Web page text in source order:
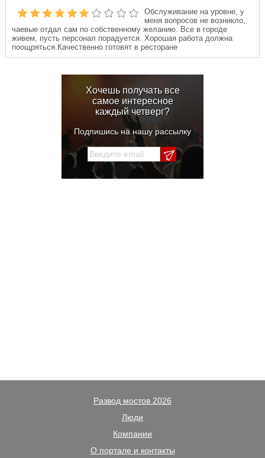
Обслуживание на уровне, у
меня вопросов не возникло,
чаевые отдал сам по собственному желанию. Все в городе
живем, пусть персонал порадуется. Хорошая работа должна
поощряться.Качественно готовят в ресторане
Хочешь получать все
самое интересное
каждый четверг?
Подпишись на нашу рассылку
Развод мостов 2026
Люди
Компании
О портале и контакты